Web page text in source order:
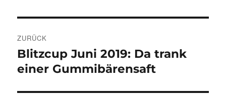
ZURÜCK
Vorheriger
Beitrag:
Blitzcup Juni 2019: Da trank
einer Gummibärensaft